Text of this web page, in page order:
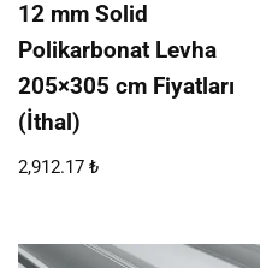
12 mm Solid
Polikarbonat Levha
205×305 cm Fiyatları
(İthal)
2,912.17 ₺